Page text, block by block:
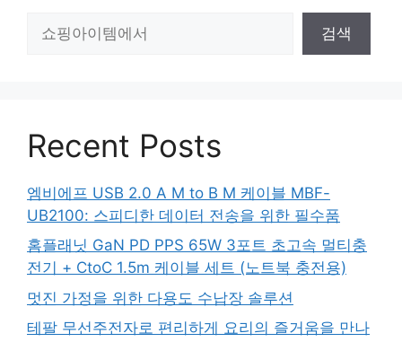
검색
Recent Posts
엠비에프 USB 2.0 A M to B M 케이블 MBF-
UB2100: 스피디한 데이터 전송을 위한 필수품
홈플래닛 GaN PD PPS 65W 3포트 초고속 멀티충
전기 + CtoC 1.5m 케이블 세트 (노트북 충전용)
멋진 가정을 위한 다용도 수납장 솔루션
테팔 무선주전자로 편리하게 요리의 즐거움을 만나